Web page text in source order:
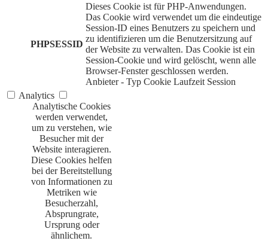
PHPSESSID
Dieses Cookie ist für PHP-Anwendungen.
Das Cookie wird verwendet um die eindeutige
Session-ID eines Benutzers zu speichern und
zu identifizieren um die Benutzersitzung auf
der Website zu verwalten. Das Cookie ist ein
Session-Cookie und wird gelöscht, wenn alle
Browser-Fenster geschlossen werden.
Anbieter - Typ Cookie Laufzeit Session
Analytics
Analytische Cookies
werden verwendet,
um zu verstehen, wie
Besucher mit der
Website interagieren.
Diese Cookies helfen
bei der Bereitstellung
von Informationen zu
Metriken wie
Besucherzahl,
Absprungrate,
Ursprung oder
ähnlichem.